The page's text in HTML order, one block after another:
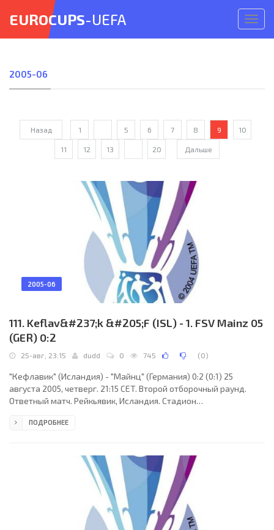
меню
EUROCUPS-UEFA
2005-06
Назад 1 5 6 7 8 9 10
11 12 13 20 Дальше
2005-06
111. Keflav&#237;k &#205;F (ISL) - 1. FSV Mainz 05
(GER) 0:2
25-авг, 23:15 dudd 0 745 (0)
"Кефлавик" (Исландия) - "Майнц" (Германия) 0:2 (0:1) 25
августа 2005, четверг. 21:15 CET. Второй отборочный раунд.
Ответный матч. Рейкьявик, Исландия. Стадион
Судьи: Брюно Дэррьен (Франция), Патрик Рейнболь (Франция),
Гестур Гильфасон (Стефан Арнарсон, 75), Йонас Сайварссон,
Хольмар Рунарссон, Гудмундур Стейнарссон (к) (Симун
ПОДРОБНЕЕ